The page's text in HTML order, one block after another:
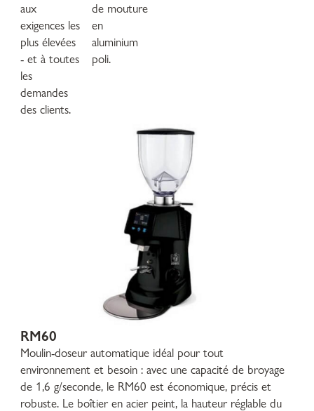
aux
exigences les
plus élevées
- et à toutes
les
demandes
des clients.
de mouture
en
aluminium
poli.
RM60
Moulin-doseur automatique idéal pour tout
environnement et besoin : avec une capacité de broyage
de 1,6 g/seconde, le RM60 est économique, précis et
robuste. Le boîtier en acier peint, la hauteur réglable du